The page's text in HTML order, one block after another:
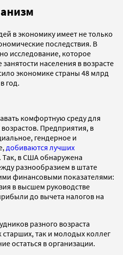
в экономику имеет не только
последствия. В
исследование, которое
населения в возрасте
экономике страны 48 млрд
год.
комфортную среду для
Предприятия, в
гендерное и
добиваются лучших
. Так, в США обнаружена
разнообразием в штате
финансовыми показателями:
в высшем руководстве
до вычета налогов на
разного возраста
так и молодых коллег
остаться в организации.